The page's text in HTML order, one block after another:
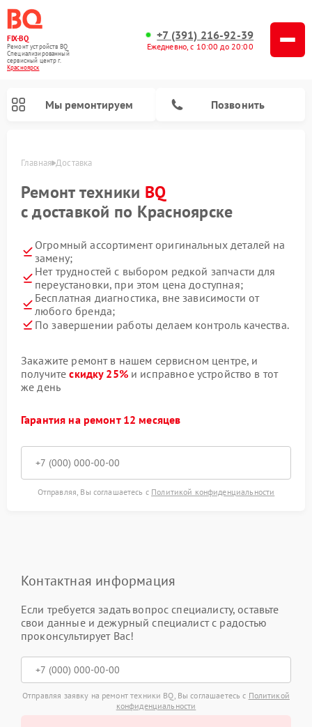
FIX-BQ
Ремонт устройств BQ
Специализированный
cервисный центр г.
Красноярск
+7 (391) 216-92-39
Ежедневно, с 10:00 до 20:00
Мы ремонтируем Позвонить
Главная Доставка
Ремонт техники BQ
с доставкой по Красноярске
Огромный ассортимент оригинальных деталей на
замену;
Нет трудностей с выбором редкой запчасти для
переустановки, при этом цена доступная;
Бесплатная диагностика, вне зависимости от
любого бренда;
По завершении работы делаем контроль качества.
Закажите ремонт в нашем сервисном центре, и
получитескидку 25%и исправное устройство в тот
же день
Гарантия на ремонт 12 месяцев
Отправляя, Вы соглашаетесь с Политикой конфиденциальности
Контактная информация
Если требуется задать вопрос специалисту, оставьте
свои данные и дежурный специалист с радостью
проконсультирует Вас!
Отправляя заявку на ремонт техники BQ, Вы соглашаетесь с Политикой
конфиденциальности